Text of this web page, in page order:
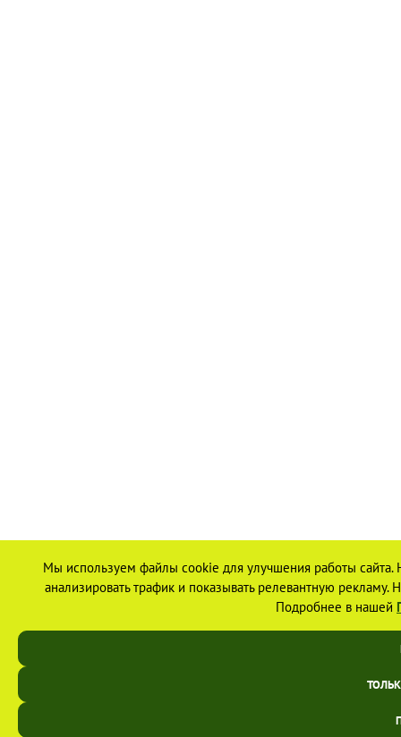
Мы используем файлы cookie для улучшения работы
анализировать трафик и показывать релевантную
Подробнее в нашей